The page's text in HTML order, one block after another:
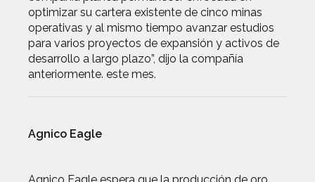
optimizar su cartera existente de cinco minas
operativas y al mismo tiempo avanzar estudios
para varios proyectos de expansión y activos de
desarrollo a largo plazo”, dijo la compañía
anteriormente. este mes.
Agnico Eagle